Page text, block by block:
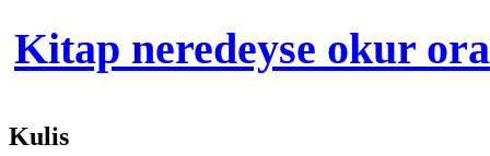
Kitap neredeyse okur
Kulis